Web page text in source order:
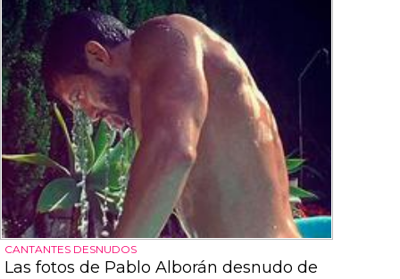
CANTANTES DESNUDOS
Las fotos de Pablo Alborán desnudo de